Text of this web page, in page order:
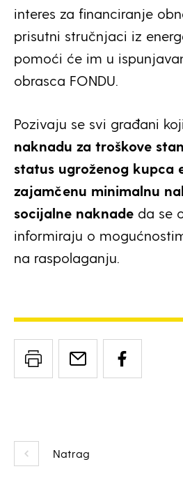
Natrag
interes za financiranje
prisutni stručnjaci iz
pomoći će im u
obrasca FONDU.
Pozivaju se svi građani
naknadu za troškove
status ugroženog kupca
zajamčenu minimalnu
socijalne naknade da se
informiraju o
na raspolaganju.